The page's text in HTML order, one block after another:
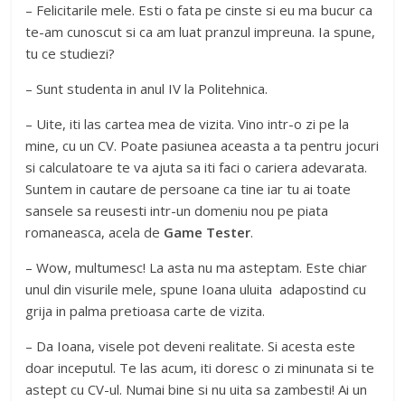
– Felicitarile mele. Esti o fata pe cinste si eu ma bucur ca
te-am cunoscut si ca am luat pranzul impreuna. Ia spune,
tu ce studiezi?
– Sunt studenta in anul IV la Politehnica.
– Uite, iti las cartea mea de vizita. Vino intr-o zi pe la
mine, cu un CV. Poate pasiunea aceasta a ta pentru jocuri
si calculatoare te va ajuta sa iti faci o cariera adevarata.
Suntem in cautare de persoane ca tine iar tu ai toate
sansele sa reusesti intr-un domeniu nou pe piata
romaneasca, acela de Game Tester.
– Wow, multumesc! La asta nu ma asteptam. Este chiar
unul din visurile mele, spune Ioana uluita adapostind cu
grija in palma pretioasa carte de vizita.
– Da Ioana, visele pot deveni realitate. Si acesta este
doar inceputul. Te las acum, iti doresc o zi minunata si te
astept cu CV-ul. Numai bine si nu uita sa zambesti! Ai un